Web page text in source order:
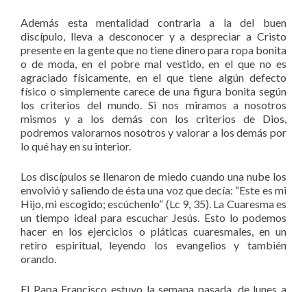
Además esta mentalidad contraria a la del buen
discípulo, lleva a desconocer y a despreciar a Cristo
presente en la gente que no tiene dinero para ropa bonita
o de moda, en el pobre mal vestido, en el que no es
agraciado físicamente, en el que tiene algún defecto
físico o simplemente carece de una figura bonita según
los criterios del mundo. Si nos miramos a nosotros
mismos y a los demás con los criterios de Dios,
podremos valorarnos nosotros y valorar a los demás por
lo qué hay en su interior.
Los discípulos se llenaron de miedo cuando una nube los
envolvió y saliendo de ésta una voz que decía: “Este es mi
Hijo, mi escogido; escúchenlo” (Lc 9, 35). La Cuaresma es
un tiempo ideal para escuchar Jesús. Esto lo podemos
hacer en los ejercicios o pláticas cuaresmales, en un
retiro espiritual, leyendo los evangelios y también
orando.
El Papa Francisco estuvo la semana pasada, de lunes a